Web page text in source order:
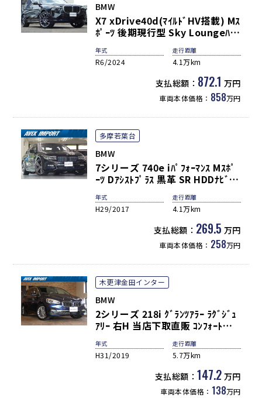
BMW
X7 xDrive40d(ﾏｲﾙﾄﾞHV搭載) Mｽ
ﾎﾟｰﾂ 後期現行型 Sky Loungeﾊﾟﾉ
ﾗﾏSR 茶革 ｼｰﾄﾋｰﾀｰ＆ﾍﾞﾝﾁﾚｰﾀｰ 5
ｿﾞｰﾝAC 純正ﾅﾋﾞ CarPlay
harman/kardon 3Dﾋﾞｭｰ＆HUD
Pｱｼｽﾄﾌﾟﾛ＆Dｱｼｽﾄﾌﾟﾛ 専用22AW
禁煙 1ｵｰﾅｰ 新車保証継承可
年式
R6/2024
走行距離
4.1万km
支払総額： 872.1 万円
車両本体価格： 858万円
多摩若葉台
BMW
7シリーズ 740e iﾊﾟﾌｫｰﾏﾝｽ Mｽﾎﾟ
ｰﾂ Dｱｼｽﾄﾌﾟﾗｽ 黒革 SR HDDﾅﾋﾞ地
HUD 前後席ｼｰﾄﾋｰﾀｰ 前席ﾍﾞﾝﾁﾚｰｼ
ｮﾝ&ﾏｯｻｰｼﾞ機能 BMWﾚｰｻﾞｰﾗｲﾄ 自
動ﾄﾗﾝｸ Pｱｼｽﾄ ﾊｲﾋﾞｰﾑｱｼｽﾄ ACC
LCW LDW ｿﾌﾄｸﾛｰｽﾞﾄﾞｱ Mｴｱﾛ
&20AW 禁煙1ｵﾅ
年式
H29/2017
走行距離
4.1万km
支払総額： 269.5 万円
車両本体価格： 258万円
木更津金田インター
BMW
2シリーズ 218i ｸﾞﾗﾝﾂｱﾗｰ ﾗｸﾞｼﾞｭ
ｱﾘｰ 右H 当店下取直販 ｺﾝﾌｫｰﾄ
PKG 白革 ﾅﾋﾞ TV Bｶﾒﾗ PDC ﾊﾟﾜｰ
ｼｰﾄ ﾋｰﾀｰ ｺﾝﾌｫｰﾄｱｸｾｽ LEDﾍｯﾄﾞﾗｲ
ﾄ 17AW
年式
H31/2019
走行距離
5.7万km
支払総額： 147.2 万円
車両本体価格： 138万円